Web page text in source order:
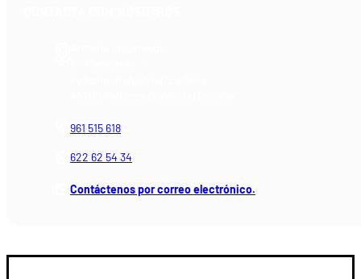
961 515 618
622 62 54 34
Contáctenos por correo electrónico.